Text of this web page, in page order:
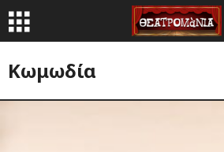
Κωμωδία